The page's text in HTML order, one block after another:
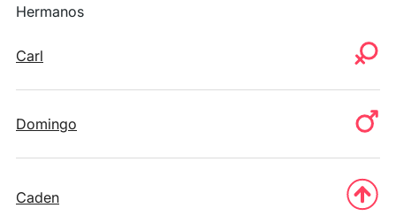
Hermanos
Carl
Domingo
Caden